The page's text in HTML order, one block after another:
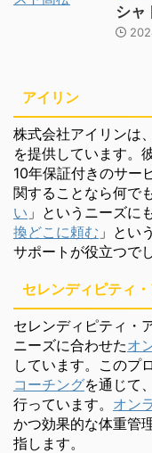
シャ
アイリン
株式会社アイリンは、
を提供しています。
10年保証付きのサー
関することなら何で
い 」というニーズに
換どこに頼む 」とい
サポートが役立つで
セレンディピティ
セレンディピティ・
ニーズに合わせたオ
しています。このプ
コーチングを通じて
行っています。 オン
かつ効果的な体重管
指します。